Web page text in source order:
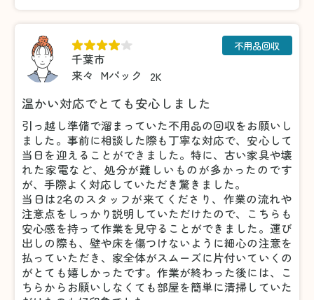
千葉市
来々 Mパック 2K
不用品回収
温かい対応でとても安心しました
引っ越し準備で溜まっていた不用品の回収をお願いし
ました。事前に相談した際も丁寧な対応で、安心して
当日を迎えることができました。特に、古い家具や壊
れた家電など、処分が難しいものが多かったのです
が、手際よく対応していただき驚きました。
当日は2名のスタッフが来てくださり、作業の流れや
注意点をしっかり説明していただけたので、こちらも
安心感を持って作業を見守ることができました。運び
出しの際も、壁や床を傷つけないように細心の注意を
払っていただき、家全体がスムーズに片付いていくの
がとても嬉しかったです。作業が終わった後には、こ
ちらからお願いしなくても部屋を簡単に清掃していた